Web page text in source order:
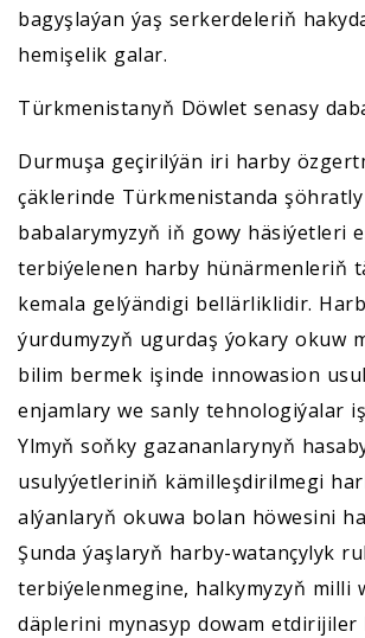
bagyşlaýan ýaş serkerdeleriň
hemişelik galar.
Türkmenistanyň Döwlet senasy
Durmuşa geçirilýän iri harby
çäklerinde Türkmenistanda
babalarymyzyň iň gowy häsiýetleri
terbiýelenen harby hünärmenleriň
kemala gelýändigi bellärliklidir.
ýurdumyzyň ugurdaş ýokary okuw
bilim bermek işinde innowasion
enjamlary we sanly tehnologiýalar
Ylmyň soňky gazananlarynyň
usulyýetleriniň kämilleşdirilmegi
alýanlaryň okuwa bolan höwesini
Şunda ýaşlaryň harby-watançylyk
terbiýelenmegine, halkymyzyň milli
däplerini mynasyp dowam etdirijiler